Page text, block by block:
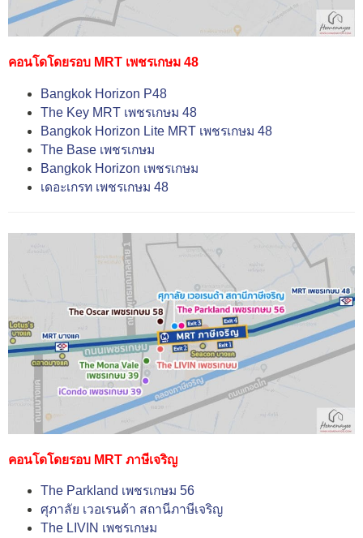
คอนโดโดยรอบ MRT เพชรเกษม 48
Bangkok Horizon P48
The Key MRT เพชรเกษม 48
Bangkok Horizon Lite MRT เพชรเกษม 48
The Base เพชรเกษม
Bangkok Horizon เพชรเกษม
เดอะเกรท เพชรเกษม 48
คอนโดโดยรอบ MRT ภาษีเจริญ
The Parkland เพชรเกษม 56
ศุภาลัย เวอเรนด้า สถานีภาษีเจริญ
The LIVIN เพชรเกษม